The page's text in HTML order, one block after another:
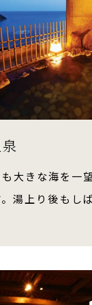
大きな海を一
湯上り後もし